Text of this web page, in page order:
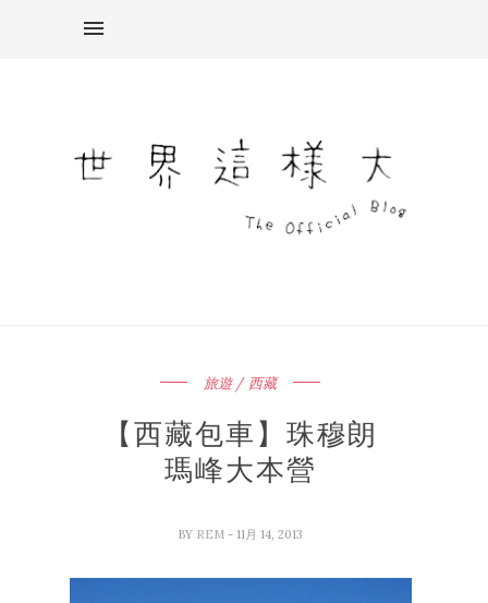
旅遊 / 西藏
【西藏包車】珠穆朗
瑪峰大本營
BY REM - 11月 14, 2013